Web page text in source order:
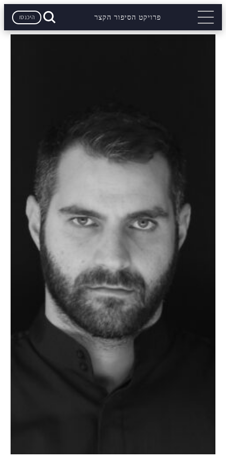
פרויקט הסיפור הקצר היכנסו